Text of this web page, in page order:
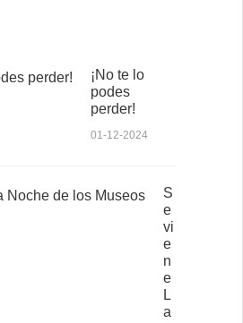
¡No te lo
podes
perder!
01-12-2024
S
e
vi
e
n
e
L
a